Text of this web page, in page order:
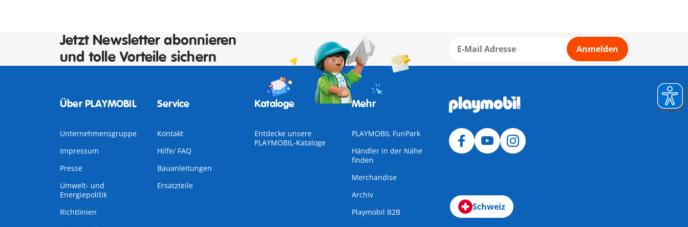
Jetzt Newsletter abonnieren
und tolle Vorteile sichern
Anmelden
Über PLAYMOBIL
Unternehmensgruppe
Impressum
Presse
Umwelt- und
Energiepolitik
Richtlinien
Service
Kontakt
Hilfe/ FAQ
Bauanleitungen
Ersatzteile
Kataloge
Entdecke unsere
PLAYMOBIL-Kataloge
Mehr
PLAYMOBIL FunPark
Händler in der Nähe
finden
Merchandise
Archiv
Playmobil B2B
Schweiz